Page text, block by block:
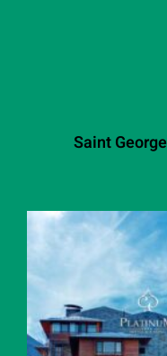
מלון סנט ג'ורג' פאלאס בנסקו (Saint George